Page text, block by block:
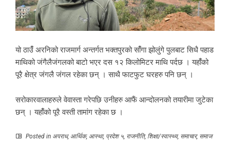
यो ठाउँं अरनिको राजमार्ग अन्तर्गत भक्तपुरको साँंगा झोलुंगे पुलबाट सिधै पहाड
माथिको जंगैलैजंगलको बाटो भएर दस १२ किलोमिटर माथि पर्दछ । यहाँंको
पूरै क्षेत्र जंगलै जंगल रहेका छन् । साथै फाटफुट घरहरु पनि छन् ।
सरोकारवालाहरुले वेवास्ता गरेपछि उनीहरु आफैं आन्दोलनको तयारीमा जुटेका
छन् । यहाँंको पूरै वस्ती तामांग रहेका छ ।
Posted in अपराध, आर्थिक, आस्था, प्रदेश ५ राजनीति, शिक्षा/स्वास्थ्य, समाचार, समाज